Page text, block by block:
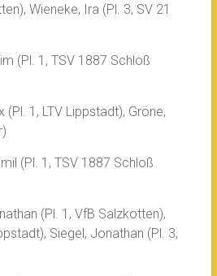
Wieneke, Ira (Pl. 3, SV 21
(Pl. 1, TSV 1887 Schloß
(Pl. 1, LTV Lippstadt), Gröne,
(Pl. 1, TSV 1887 Schloß
(Pl. 1, VfB Salzkotten),
Siegel, Jonathan (Pl. 3,